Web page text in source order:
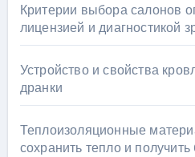
Критерии выбора салонов
лицензией и диагностикой
Устройство и свойства
дранки
Теплоизоляционные
сохранить тепло и